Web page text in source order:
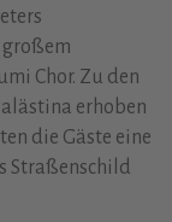
Chor. Zu den
erhoben
die Gäste eine
Straßenschild